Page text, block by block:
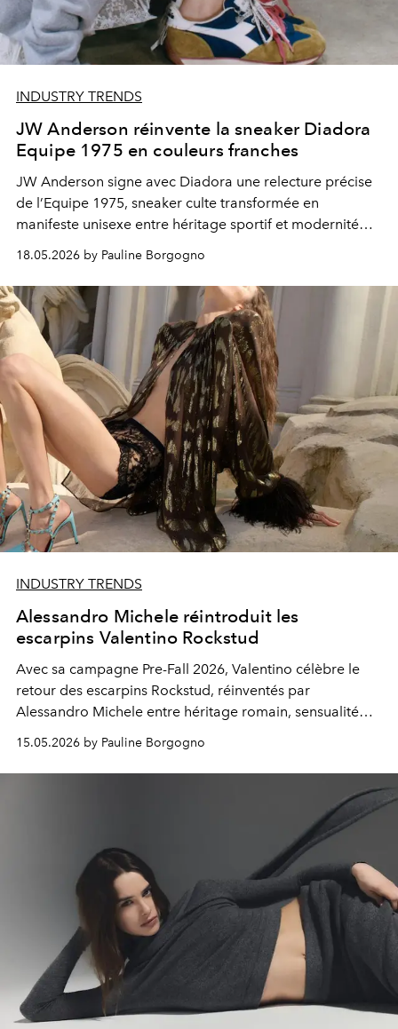
INDUSTRY TRENDS
JW Anderson réinvente la sneaker Diadora
Equipe 1975 en couleurs franches
JW Anderson signe avec Diadora une relecture précise
de l’Equipe 1975, sneaker culte transformée en
manifeste unisexe entre héritage sportif et modernité
18.05.2026 by Pauline Borgogno
INDUSTRY TRENDS
Alessandro Michele réintroduit les
escarpins Valentino Rockstud
Avec sa campagne Pre-Fall 2026, Valentino célèbre le
retour des escarpins Rockstud, réinventés par
Alessandro Michele entre héritage romain, sensualité
15.05.2026 by Pauline Borgogno